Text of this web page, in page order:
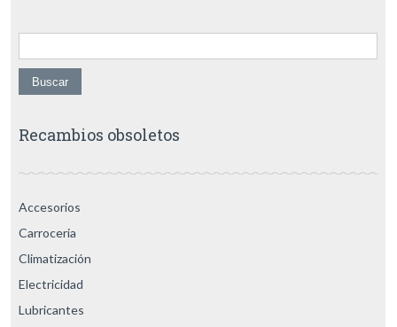
Buscar:
Recambios obsoletos
Accesorios
Carroceria
Climatización
Electricidad
Lubricantes